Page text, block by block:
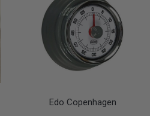
Edo Copenhagen